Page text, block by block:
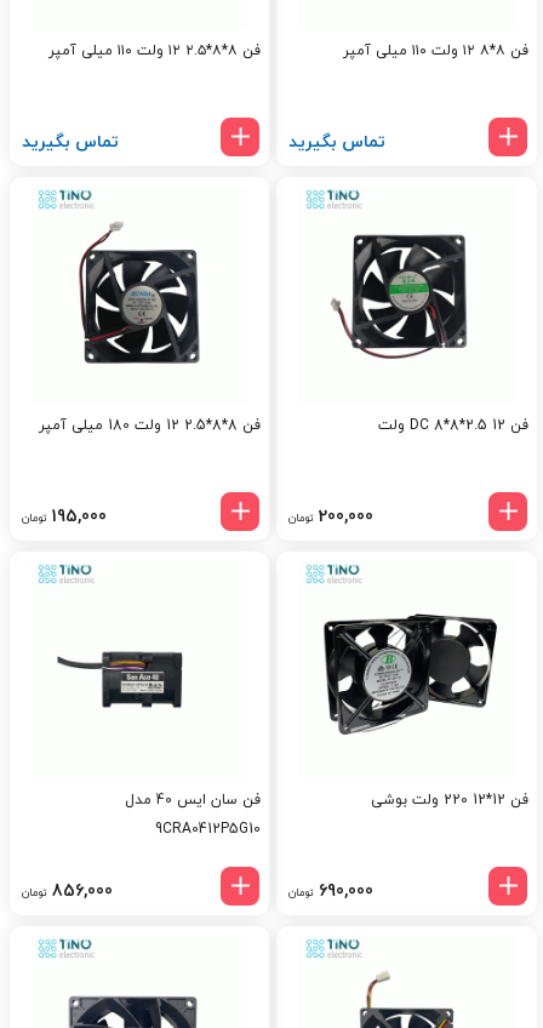
فن ۸*۸ ۱۲ ولت ۱۱۰ میلی آمپر
تماس بگیرید
فن ۸*۸*۲.۵ ۱۲ ولت ۱۱۰ میلی آمپر
تماس بگیرید
فن DC 8*8*2.5 12 ولت
200,000 تومان
فن 8*8*2.5 12 ولت 180 میلی آمپر
195,000 تومان
فن 12*12 220 ولت بوشی
690,000 تومان
فن سان ایس 40 مدل
9CRA0412P5G10
856,000 تومان